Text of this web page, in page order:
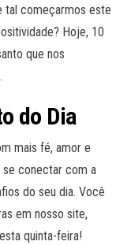
tal começarmos este
Hoje, 10
que nos
do Dia
mais fé, amor e
conectar com a
do seu dia. Você
em nosso site,
quinta-feira!